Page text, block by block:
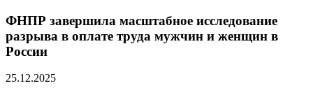
ФНПР завершила масштабное исследование
разрыва в оплате труда мужчин и женщин в
России
25.12.2025